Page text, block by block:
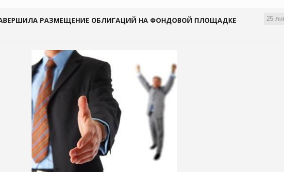
25
РАЗМЕЩЕНИЕ ОБЛИГАЦИЙ НА ФОНДОВОЙ ПЛОЩАДКЕ